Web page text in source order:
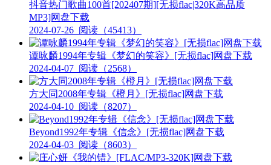
抖音热门歌曲100首[202407期][无损flac|320K高品质
MP3]网盘下载
2024-07-26 阅读（45413）
谭咏麟1994年专辑《梦幻的笑容》[无损flac]网盘下载
2024-04-07 阅读（2568）
方大同2008年专辑《橙月》[无损flac]网盘下载
2024-04-10 阅读（8207）
Beyond1992年专辑《信念》[无损flac]网盘下载
2024-04-03 阅读（8603）